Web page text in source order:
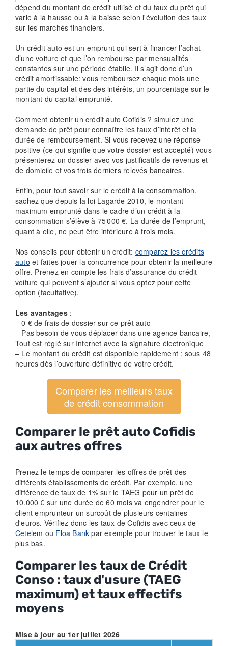
dépend du montant de crédit utilisé et du taux du prêt qui
varie à la hausse ou à la baisse selon l'évolution des taux
sur les marchés financiers.
Un crédit auto est un emprunt qui sert à financer l’achat
d’une voiture et que l’on rembourse par mensualités
constantes sur une période établie. Il s’agit donc d’un
crédit amortissable: vous remboursez chaque mois une
partie du capital et des des intérêts, un pourcentage sur le
montant du capital emprunté.
Comment obtenir un crédit auto Cofidis ? simulez une
demande de prêt pour connaître les taux d’intérêt et la
durée de remboursement. Si vous recevez une réponse
positive (ce qui signifie que votre dossier est accepté) vous
présenterez un dossier avec vos justificatifs de revenus et
de domicile et vos trois derniers relevés bancaires.
Enfin, pour tout savoir sur le crédit à la consommation,
sachez que depuis la loi Lagarde 2010, le montant
maximum emprunté dans le cadre d’un crédit à la
consommation s’élève à 75 000 €. La durée de l’emprunt,
quant à elle, ne peut être inférieure à trois mois.
Nos conseils pour obtenir un crédit: comparez les crédits
auto et faites jouer la concurrence pour obtenir la meilleure
offre. Prenez en compte les frais d’assurance du crédit
voiture qui peuvent s’ajouter si vous optez pour cette
option (facultative).
Les avantages:
– 0 € de frais de dossier sur ce prêt auto
– Pas besoin de vous déplacer dans une agence bancaire,
Tout est réglé sur Internet avec la signature électronique
– Le montant du crédit est disponible rapidement : sous 48
heures dès l’ouverture définitive de votre crédit.
Comparer les meilleurs taux
de crédit consommation
Comparer le prêt auto Cofidis
aux autres offres
Prenez le temps de comparer les offres de prêt des
différents établissements de crédit. Par exemple, une
différence de taux de 1% sur le TAEG pour un prêt de
10.000 € sur une durée de 60 mois va engendrer pour le
client emprunteur un surcoût de plusieurs centaines
d'euros. Vérifiez donc les taux de Cofidis avec ceux de
Cetelem ou Floa Bank par exemple pour trouver le taux le
plus bas.
Comparer les taux de Crédit
Conso : taux d'usure (TAEG
maximum) et taux effectifs
moyens
Mise à jour au 1er juillet 2026